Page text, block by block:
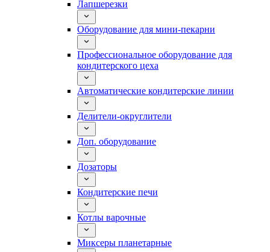
Лапшерезки
Оборудование для мини-пекарни
Профессиональное оборудование для
кондитерского цеха
Автоматические кондитерские линии
Делители-округлители
Доп. оборудование
Дозаторы
Кондитерские печи
Котлы варочные
Миксеры планетарные